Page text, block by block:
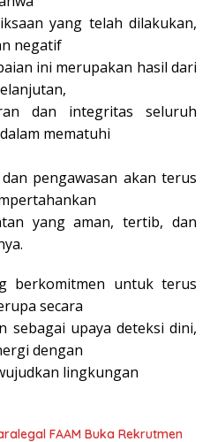
yang telah dilakukan,
negatif
ini merupakan hasil dari
dan integritas seluruh
mematuhi
pengawasan akan terus
yang aman, tertib, dan
berkomitmen untuk terus
secara
sebagai upaya deteksi dini,
dengan
lingkungan